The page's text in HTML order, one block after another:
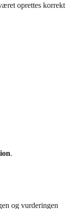
oprettes korrekt
.
og vurderingen